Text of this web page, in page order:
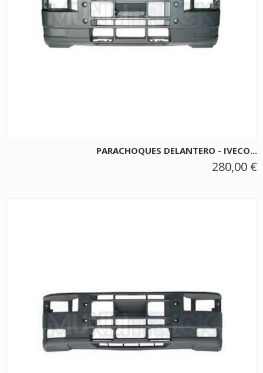
PARACHOQUES DELANTERO - IVECO...
280,00 €